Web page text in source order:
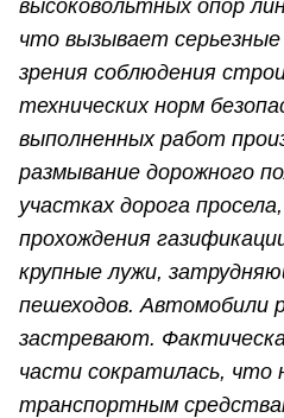
высоковольтных опор
что вызывает
зрения соблюдения
технических норм
выполненных работ
размывание дорожного
участках дорога
прохождения
крупные лужи,
пешеходов. Автомобили
застревают. Ф
части сократилась, что
транспортным